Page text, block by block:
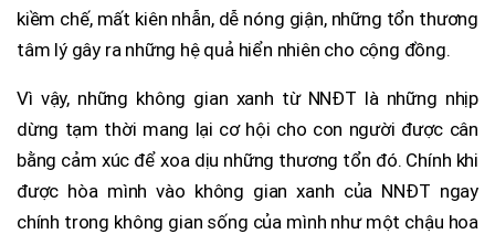
kiềm chế, mất kiên nhẫn, dễ nóng giận, những tổn thương
tâm lý gây ra những hệ quả hiển nhiên cho cộng đồng.
Vì vậy, những không gian xanh từ NNĐT là những nhịp
dừng tạm thời mang lại cơ hội cho con người được cân
bằng cảm xúc để xoa dịu những thương tổn đó. Chính khi
được hòa mình vào không gian xanh của NNĐT ngay
chính trong không gian sống của mình như một chậu hoa